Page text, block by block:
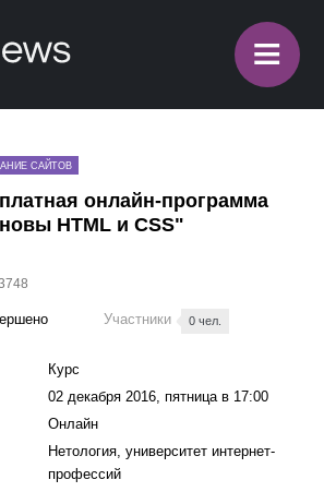
≡
САЙТОВ
онлайн-программа
HTML и CSS"
Участники 0 чел.
Курс
02 декабря 2016, пятница в 17:00
Онлайн
Нетология, университет интернет-
профессий